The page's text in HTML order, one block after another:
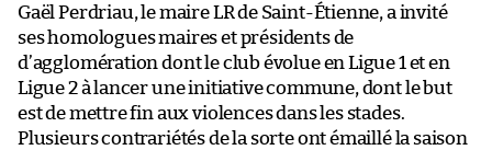
Gaël Perdriau, le maire LR de Saint-Étienne, a invité
ses homologues maires et présidents de
d’agglomération dont le club évolue en Ligue 1 et en
Ligue 2 à lancer une initiative commune, dont le but
est de mettre fin aux violences dans les stades.
Plusieurs contrariétés de la sorte ont émaillé la saison